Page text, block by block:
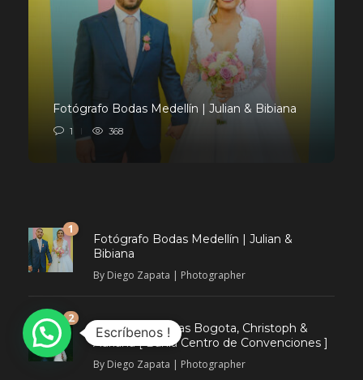
Fotógrafo Bodas Medellín | Julian & Bibiana
1 368
1
Fotógrafo Bodas Medellín | Julian &
Bibiana
By Diego Zapata | Photographer
2
Fotografia Bodas Bogota, Christoph &
Adriana [ Bahía Centro de Convenciones ]
By Diego Zapata | Photographer
Escríbenos !